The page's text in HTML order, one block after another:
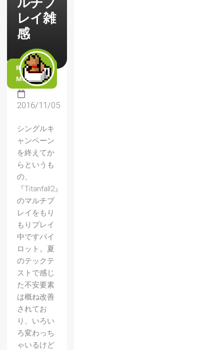
レイ雑
感
READ
MORE
2016/11/05
シングルキ
ャンペーン
を終えてか
らというも
の、
『Titanfall2』
のマルチプ
レイをもり
もりプレイ
中ですパイ
ロット。夏
のテックテ
ストで感じ
た不安要素
は概ね改善
されてお
り、いろい
ろ変わっち
ゃいるけど